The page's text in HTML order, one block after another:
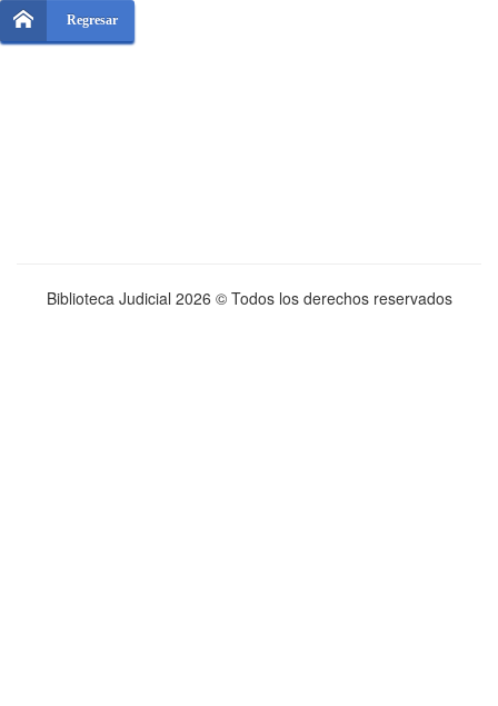
Regresar
Biblioteca Judicial 2026 © Todos los derechos reservados